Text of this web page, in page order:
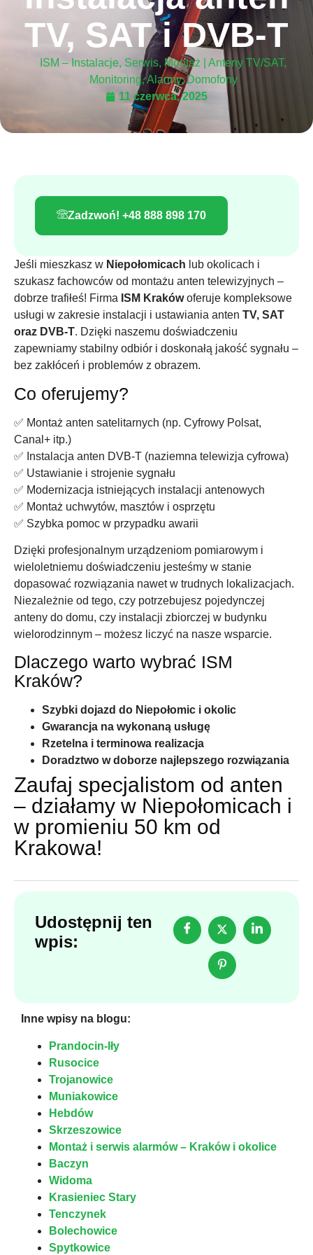
TV, SAT i DVB-T
ISM – Instalacje, Serwis, Montaż | Anteny TV/SAT,
Monitoring, Alarmy, Domofony
11 czerwca, 2025
Zadzwoń! +48 888 898 170
Jeśli mieszkasz w Niepołomicach lub okolicach i
szukasz fachowców od montażu anten telewizyjnych –
dobrze trafiłeś! Firma ISM Krakówoferuje kompleksowe
usługi w zakresie instalacji i ustawiania anten TV, SAT
oraz DVB-T. Dzięki naszemu doświadczeniu
zapewniamy stabilny odbiór i doskonałą jakość sygnału –
bez zakłóceń i problemów z obrazem.
Co oferujemy?
✅ Montaż anten satelitarnych (np. Cyfrowy Polsat,
Canal+ itp.)
✅ Instalacja anten DVB-T (naziemna telewizja cyfrowa)
✅ Ustawianie i strojenie sygnału
✅ Modernizacja istniejących instalacji antenowych
✅ Montaż uchwytów, masztów i osprzętu
✅ Szybka pomoc w przypadku awarii
Dzięki profesjonalnym urządzeniom pomiarowym i
wieloletniemu doświadczeniu jesteśmy w stanie
dopasować rozwiązania nawet w trudnych lokalizacjach.
Niezależnie od tego, czy potrzebujesz pojedynczej
anteny do domu, czy instalacji zbiorczej w budynku
wielorodzinnym – możesz liczyć na nasze wsparcie.
Dlaczego warto wybrać ISM
Kraków?
Szybki dojazd do Niepołomic i okolic
Gwarancja na wykonaną usługę
Rzetelna i terminowa realizacja
Doradztwo w doborze najlepszego rozwiązania
Zaufaj specjalistom od anten
– działamy w Niepołomicach i
w promieniu 50 km od
Krakowa!
Udostępnij ten
wpis:
Inne wpisy na blogu:
Prandocin-Iły
Rusocice
Trojanowice
Muniakowice
Hebdów
Skrzeszowice
Montaż i serwis alarmów – Kraków i okolice
Baczyn
Widoma
Krasieniec Stary
Tenczynek
Bolechowice
Spytkowice